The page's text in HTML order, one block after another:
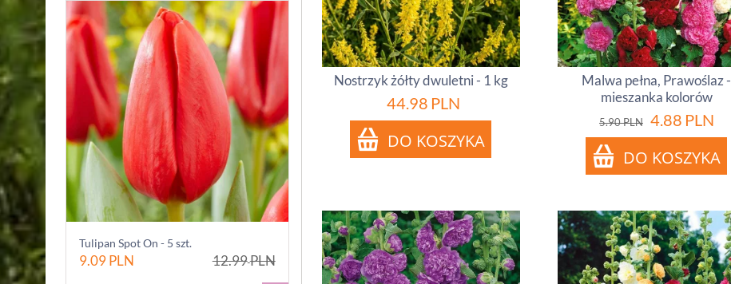
Tulipan Spot On - 5 szt.
9.09PLN 12.99PLN
Nostrzyk żółty dwuletni - 1 kg
44.98 PLN
Malwa pełna, Prawoślaz -
mieszanka kolorów
5.90PLN 4.88 PLN